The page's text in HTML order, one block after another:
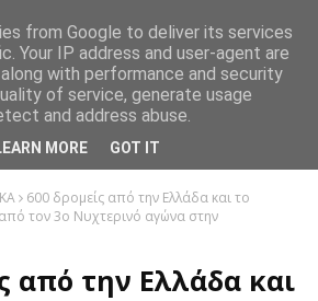
600 δρομείς από την Ελλάδα και το
τον 3ο Νυχτερινό αγώνα στην
από την Ελλάδα και
from Google to deliver its services
Your IP address and user-agent are
with performance and security
of service, generate usage
and address abuse.
MORE GOT IT